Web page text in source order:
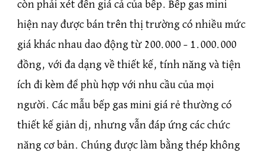
còn phải xét đến giá cả của bếp. Bếp gas mini
hiện nay được bán trên thị trường có nhiều mức
giá khác nhau dao động từ 200.000 – 1.000.000
đồng, với đa dạng về thiết kế, tính năng và tiện
ích đi kèm để phù hợp với nhu cầu của mọi
người. Các mẫu bếp gas mini giá rẻ thường có
thiết kế giản dị, nhưng vẫn đáp ứng các chức
năng cơ bản. Chúng được làm bằng thép không